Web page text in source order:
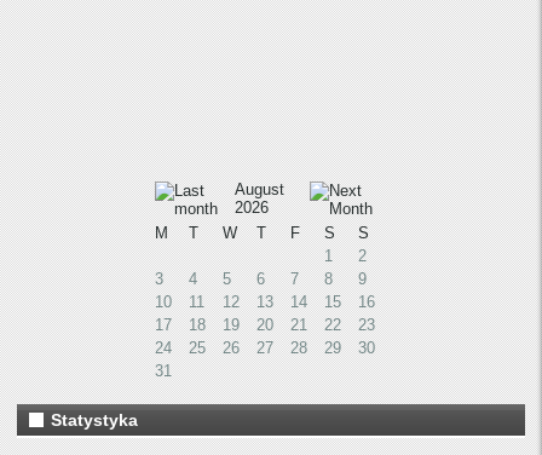
August
2026
M
T W T F S
S
1
2
3
4 5 6 7 8
9
10
11 12 13 14 15
16
17
18 19 20 21 22
23
24
25 26 27 28 29
30
31
Statystyka